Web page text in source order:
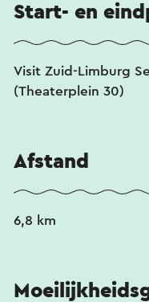
Start- en
Visit Zuid-Limburg
(Theaterplein 30)
Afstand
6,8 km